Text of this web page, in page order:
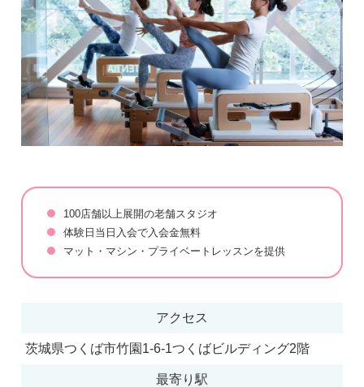
100店舗以上展開の老舗スタジオ
体験日当日入会で入会金無料
マット・マシン・プライベートレッスンを提供
アクセス
茨城県つくば市竹園1-6-1つくばビルディング2階
最寄り駅